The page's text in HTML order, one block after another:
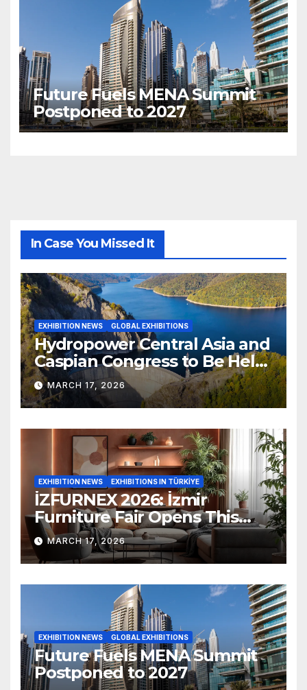
Future Fuels MENA Summit
Postponed to 2027
In Case You Missed It
EXHIBITION NEWS GLOBAL EXHIBITIONS
Hydropower Central Asia and
Caspian Congress to Be Held
in Bishkek
MARCH 17, 2026
EXHIBITION NEWS EXHIBITIONS IN TÜRKİYE
İZFURNEX 2026: İzmir
Furniture Fair Opens This
March
MARCH 17, 2026
EXHIBITION NEWS GLOBAL EXHIBITIONS
Future Fuels MENA Summit
Postponed to 2027